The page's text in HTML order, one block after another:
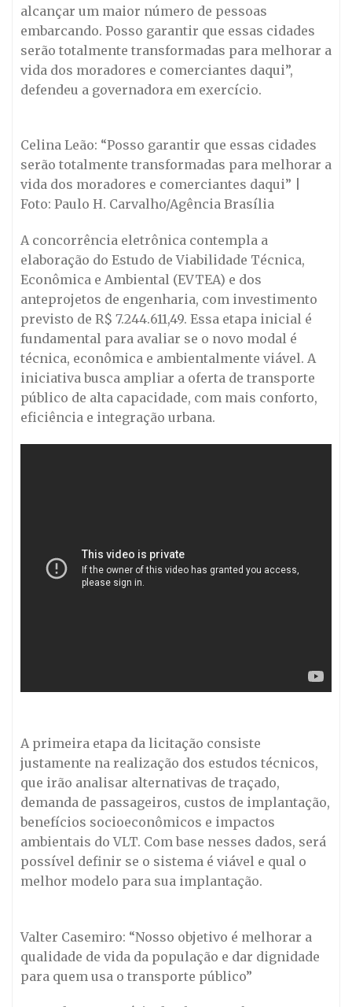
alcançar um maior número de pessoas
embarcando. Posso garantir que essas cidades
serão totalmente transformadas para melhorar a
vida dos moradores e comerciantes daqui”,
defendeu a governadora em exercício.
Celina Leão: “Posso garantir que essas cidades
serão totalmente transformadas para melhorar a
vida dos moradores e comerciantes daqui” |
Foto: Paulo H. Carvalho/Agência Brasília
A concorrência eletrônica contempla a
elaboração do Estudo de Viabilidade Técnica,
Econômica e Ambiental (EVTEA) e dos
anteprojetos de engenharia, com investimento
previsto de R$ 7.244.611,49. Essa etapa inicial é
fundamental para avaliar se o novo modal é
técnica, econômica e ambientalmente viável. A
iniciativa busca ampliar a oferta de transporte
público de alta capacidade, com mais conforto,
eficiência e integração urbana.
A primeira etapa da licitação consiste
justamente na realização dos estudos técnicos,
que irão analisar alternativas de traçado,
demanda de passageiros, custos de implantação,
benefícios socioeconômicos e impactos
ambientais do VLT. Com base nesses dados, será
possível definir se o sistema é viável e qual o
melhor modelo para sua implantação.
Valter Casemiro: “Nosso objetivo é melhorar a
qualidade de vida da população e dar dignidade
para quem usa o transporte público”